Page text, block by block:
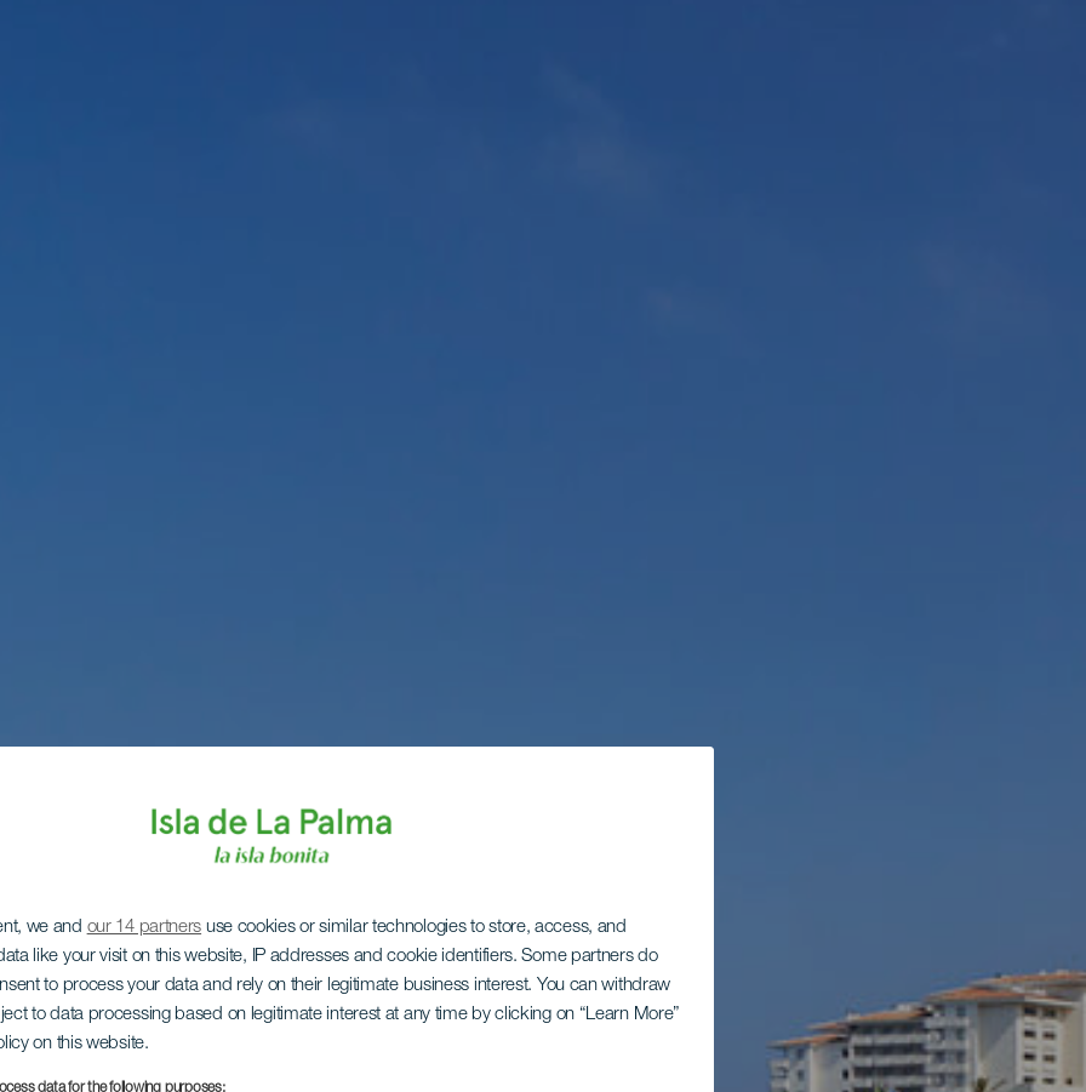
we and our 14 partners use cookies or similar technologies to store, access, and
like your visit on this website, IP addresses and cookie identifiers. Some partners do
to process your data and rely on their legitimate business interest. You can withdraw
to data processing based on legitimate interest at any time by clicking on “Learn More”
on this website.
data for the following purposes: